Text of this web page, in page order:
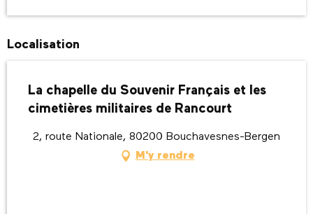
Localisation
La chapelle du Souvenir Français et les
cimetières militaires de Rancourt
2, route Nationale, 80200 Bouchavesnes-Bergen
M'y rendre